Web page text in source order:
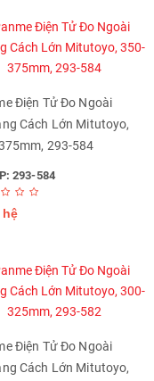
Điện Tử Đo Ngoài
Cách Lớn Mitutoyo,
293-584
293-584
hệ
Điện Tử Đo Ngoài
Cách Lớn Mitutoyo,